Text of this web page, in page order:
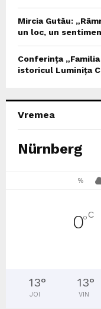
Mircia Gutău:
un loc, un
Conferința
istoricul Luminița
Vremea
Nürnberg
%
0°C
13°
JOI
13°
VIN